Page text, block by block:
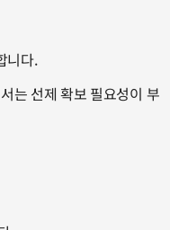
니다.
는 선제 확보 필요성이 부